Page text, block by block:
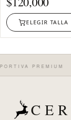
agotado
ELEGIR TALLA
PREMIUM